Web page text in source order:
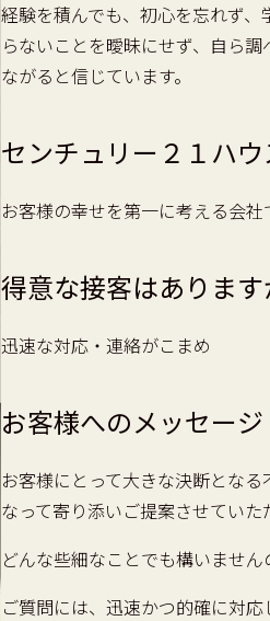
経験を積んでも、初心を忘れず
らないことを曖昧にせず、自ら
ながると信じています。
センチュリー２１ハ
お客様の幸せを第一に考える会社
得意な接客はあります
迅速な対応・連絡がこまめ
お客様へのメッセージ
お客様にとって大きな決断とな
なって寄り添いご提案させていた
どんな些細なことでも構いません
ご質問には、迅速かつ的確に対応